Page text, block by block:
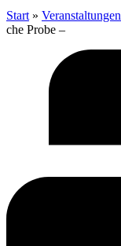
Start » Veranstaltungen
che Probe –